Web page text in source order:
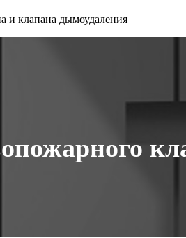
и клапана дымоудаления